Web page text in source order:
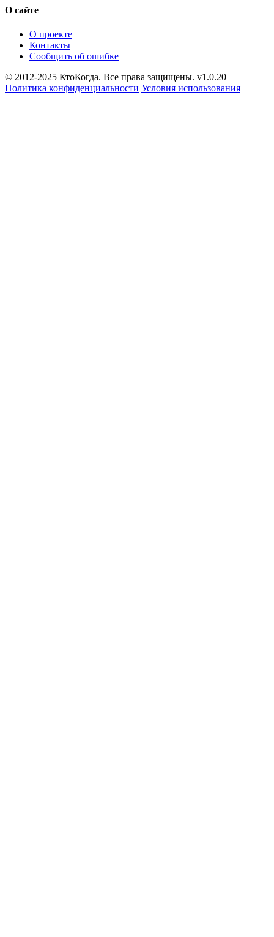
О сайте
О проекте
Контакты
Сообщить об ошибке
© 2012-2025 КтоКогда. Все права защищены. v1.0.20
Политика конфиденциальности Условия использования